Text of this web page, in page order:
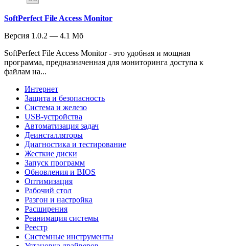
SoftPerfect File Access Monitor
Версия 1.0.2 — 4.1 Мб
SoftPerfect File Access Monitor - это удобная и мощная
программа, предназначенная для мониторинга доступа к
файлам на...
Интернет
Защита и безопасность
Система и железо
USB-устройства
Автоматизация задач
Деинсталляторы
Диагностика и тестирование
Жесткие диски
Запуск программ
Обновления и BIOS
Оптимизация
Рабочий стол
Разгон и настройка
Расширения
Реанимация системы
Реестр
Системные инструменты